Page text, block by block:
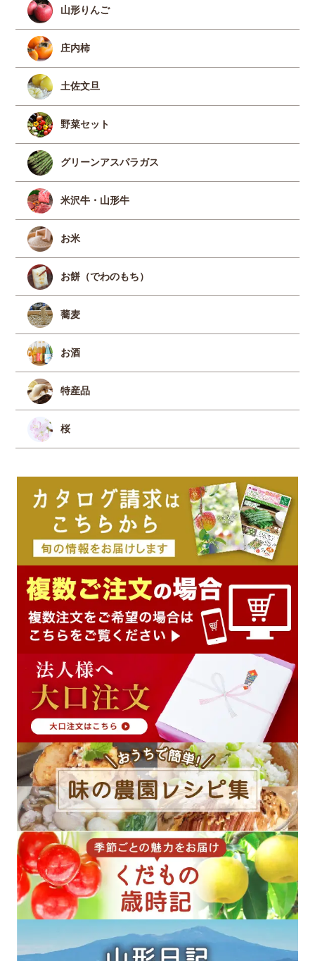
山形りんご
庄内柿
土佐文旦
野菜セット
グリーンアスパラガス
米沢牛・山形牛
お米
お餅（でわのもち）
蕎麦
お酒
特産品
桜